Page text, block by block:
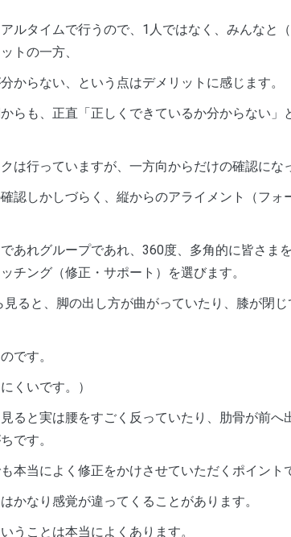
ルタイムで行うので、1人ではなく、みんなと
トの一方、
からない、という点はデメリットに感じます。
らも、正直「正しくできているか分からない」
は行っていますが、一方向からだけの確認にな
認しかしづらく、縦からのアライメント（フォ
あれグループであれ、360度、多角的に皆さま
チング（修正・サポート）を選びます。
ると、脚の出し方が曲がっていたり、膝が閉
です。
くいです。）
ると実は腰をすごく反っていたり、肋骨が前へ
です。
本当によく修正をかけさせていただくポイント
かなり感覚が違ってくることがあります。
うことは本当によくあります。